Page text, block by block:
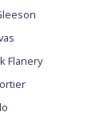
Flanery